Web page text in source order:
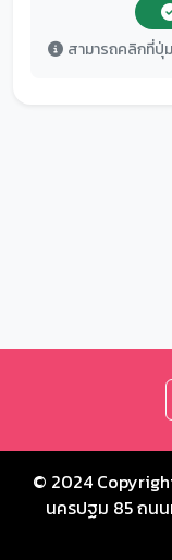
สามารถคลิกที่ปุ่
© 2024
นครปฐม 85 ถน